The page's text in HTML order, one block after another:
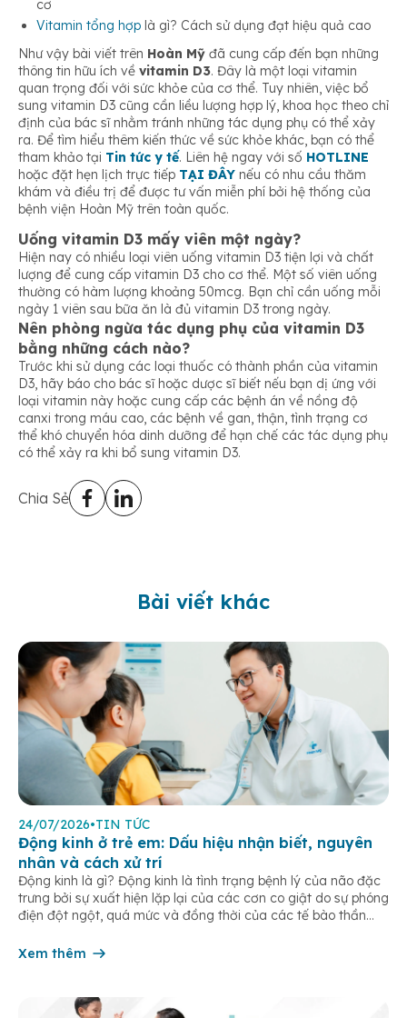
cơ
Vitamin tổng hợp là gì? Cách sử dụng đạt hiệu quả cao
Như vậy bài viết trên Hoàn Mỹ đã cung cấp đến bạn những
thông tin hữu ích về vitamin D3. Đây là một loại vitamin
quan trọng đối với sức khỏe của cơ thể. Tuy nhiên, việc bổ
sung vitamin D3 cũng cần liều lượng hợp lý, khoa học theo chỉ
định của bác sĩ nhằm tránh những tác dụng phụ có thể xảy
ra. Để tìm hiểu thêm kiến thức về sức khỏe khác, bạn có thể
tham khảo tại Tin tức y tế. Liên hệ ngay với số HOTLINE
hoặc đặt hẹn lịch trực tiếp TẠI ĐÂY nếu có nhu cầu thăm
khám và điều trị để được tư vấn miễn phí bởi hệ thống của
bệnh viện Hoàn Mỹ trên toàn quốc.
Uống vitamin D3 mấy viên một ngày?
Hiện nay có nhiều loại viên uống vitamin D3 tiện lợi và chất
lượng để cung cấp vitamin D3 cho cơ thể. Một số viên uống
thường có hàm lượng khoảng 50mcg. Bạn chỉ cần uống mỗi
ngày 1 viên sau bữa ăn là đủ vitamin D3 trong ngày.
Nên phòng ngừa tác dụng phụ của vitamin D3
bằng những cách nào?
Trước khi sử dụng các loại thuốc có thành phần của vitamin
D3, hãy báo cho bác sĩ hoặc dược sĩ biết nếu bạn dị ứng với
loại vitamin này hoặc cung cấp các bệnh án về nồng độ
canxi trong máu cao, các bệnh về gan, thận, tình trạng cơ
thể khó chuyển hóa dinh dưỡng để hạn chế các tác dụng phụ
có thể xảy ra khi bổ sung vitamin D3.
Chia Sẻ
Bài viết khác
24/07/2026•TIN TỨC
Động kinh ở trẻ em: Dấu hiệu nhận biết, nguyên
nhân và cách xử trí
Động kinh là gì? Động kinh là tình trạng bệnh lý của não đặc
trưng bởi sự xuất hiện lặp lại của các cơn co giật do sự phóng
điện đột ngột, quá mức và đồng thời của các tế bào thần
Xem thêm